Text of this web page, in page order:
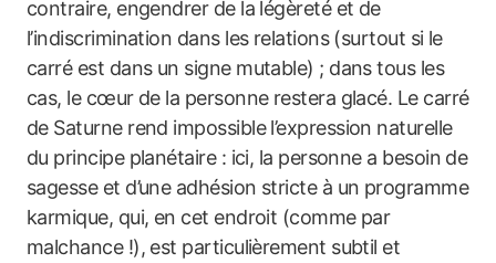
contraire, engendrer de la légèreté et de
l’indiscrimination dans les relations (surtout si le
carré est dans un signe mutable) ; dans tous les
cas, le cœur de la personne restera glacé. Le carré
de Saturne rend impossible l’expression naturelle
du principe planétaire : ici, la personne a besoin de
sagesse et d’une adhésion stricte à un programme
karmique, qui, en cet endroit (comme par
malchance !), est particulièrement subtil et